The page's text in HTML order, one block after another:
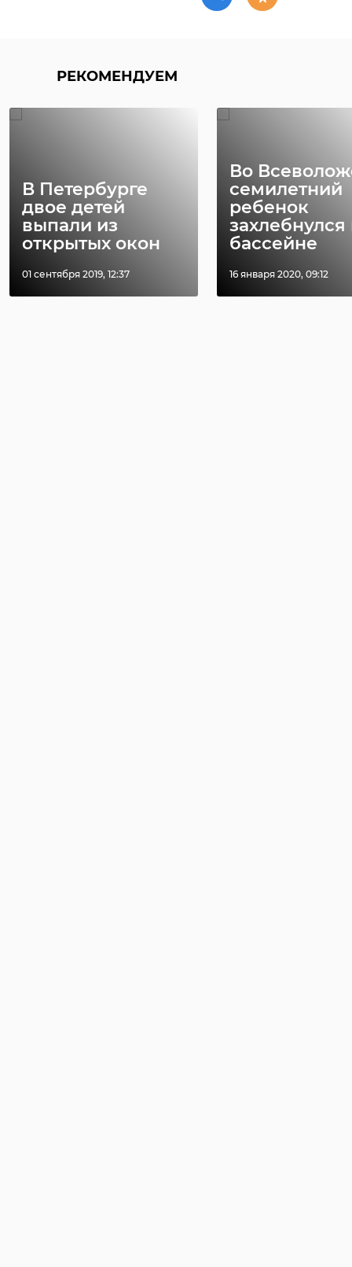
РЕКОМЕНДУЕМ
В Петербурге
двое детей
выпали из
открытых окон
01 сентября 2019, 12:37
Во
семилетний
ребенок
захлебнулся
бассейне
16 января 2020, 09:12